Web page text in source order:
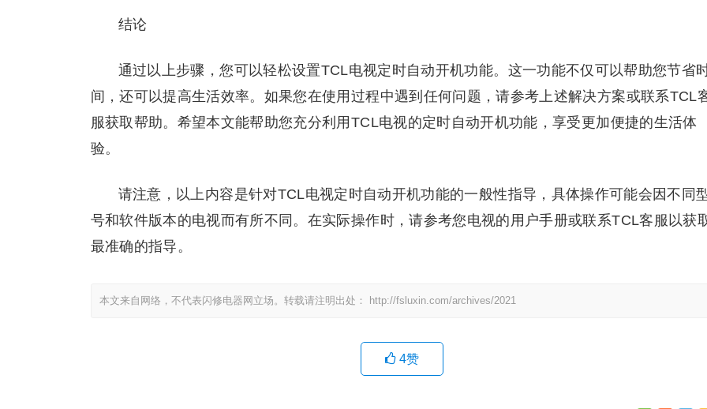
结论
通过以上步骤，您可以轻松设置TCL电视定时自动开机功能。这一功能不仅可以帮助您节省
间，还可以提高生活效率。如果您在使用过程中遇到任何问题，请参考上述解决方案或联系TCL
服获取帮助。希望本文能帮助您充分利用TCL电视的定时自动开机功能，享受更加便捷的生活体
验。
请注意，以上内容是针对TCL电视定时自动开机功能的一般性指导，具体操作可能会因不同
号和软件版本的电视而有所不同。在实际操作时，请参考您电视的用户手册或联系TCL客服以获
最准确的指导。
本文来自网络，不代表闪修电器网立场。转载请注明出处： http://fsluxin.com/archives/2021
4赞